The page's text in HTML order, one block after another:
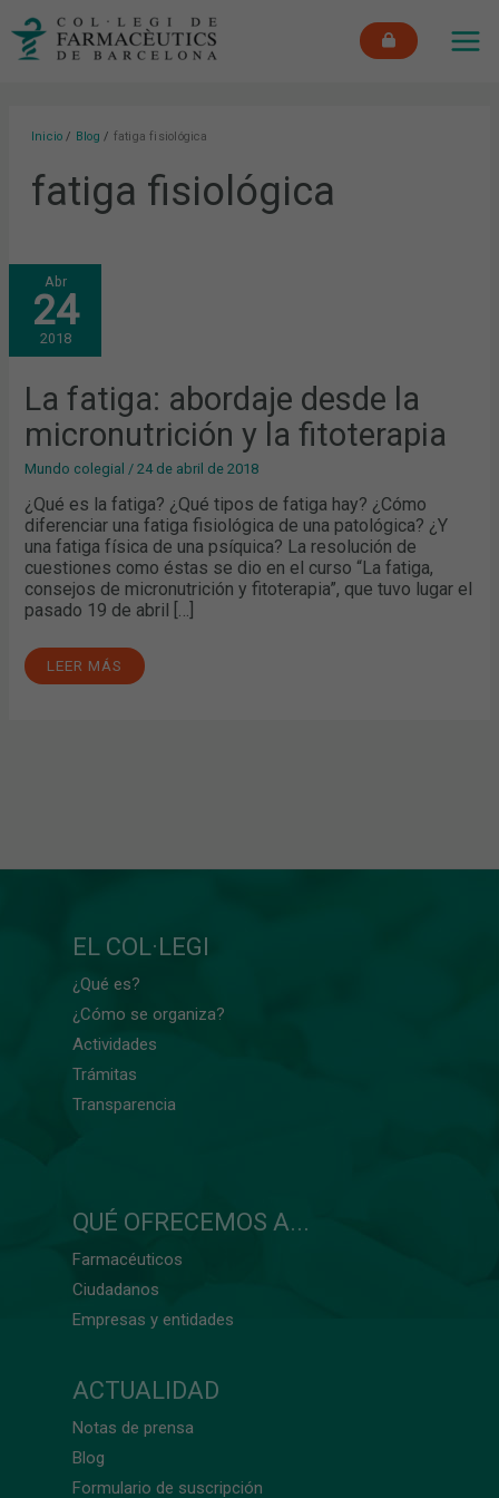
Inicio Blog fatiga fisiológica
fatiga fisiológica
Abr
24
2018
La fatiga: abordaje desde la
micronutrición y la fitoterapia
Mundo colegial /24 de abril de 2018
¿Qué es la fatiga? ¿Qué tipos de fatiga hay? ¿Cómo
diferenciar una fatiga fisiológica de una patológica? ¿Y
una fatiga física de una psíquica? La resolución de
cuestiones como éstas se dio en el curso “La fatiga,
consejos de micronutrición y fitoterapia”, que tuvo lugar el
pasado 19 de abril […]
LA
FATIGA:
ABORDAJE
DESDE
LA
MICRONUTRICIÓN
Y
FITOTERAPIA
LEER MÁS
EL COL·LEGI
¿Qué es?
¿Cómo se organiza?
Actividades
Trámitas
Transparencia
QUÉ OFRECEMOS A...
Farmacéuticos
Ciudadanos
Empresas y entidades
ACTUALIDAD
Notas de prensa
Blog
Formulario de suscripción